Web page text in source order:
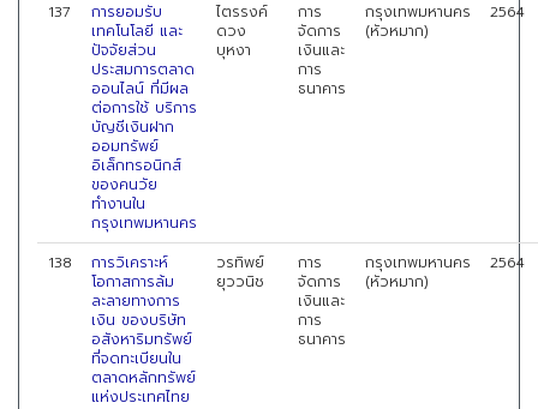
137
การยอมรับ
เทคโนโลยี และ
ปัจจัยส่วน
ประสมการตลาด
ออนไลน์ ที่มีผล
ต่อการใช้ บริการ
บัญชีเงินฝาก
ออมทรัพย์
อิเล็กทรอนิกส์
ของคนวัย
ทำงานใน
กรุงเทพมหานคร
ไตรรงค์
ดวง
บุหงา
การ
จัดการ
เงินและ
การ
ธนาคาร
กรุงเทพมหานคร
(หัวหมาก)
2564
138
การวิเคราะห์
โอกาสการล้ม
ละลายทางการ
เงิน ของบริษัท
อสังหาริมทรัพย์
ที่จดทะเบียนใน
ตลาดหลักทรัพย์
แห่งประเทศไทย
วรทิพย์
ยุววนิช
การ
จัดการ
เงินและ
การ
ธนาคาร
กรุงเทพมหานคร
(หัวหมาก)
2564